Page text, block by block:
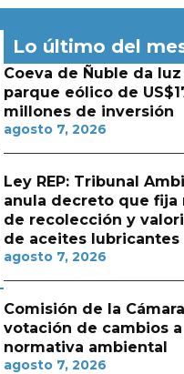
Lo último del
Coeva de Ñuble da
parque eólico de
millones de inversión
agosto 7, 2026
Ley REP: Tribunal
anula decreto que fija
de recolección y
de aceites lubricantes
agosto 7, 2026
Comisión de la
votación de cambios a
normativa ambiental
agosto 7, 2026